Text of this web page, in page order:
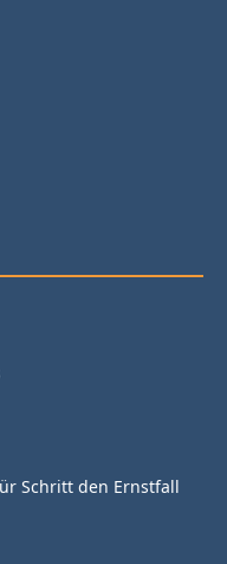
Schritt den Ernstfall